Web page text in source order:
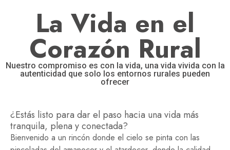
La Vida en el
Corazón Rural
Nuestro compromiso es con la vida, una vida vivida con la
autenticidad que solo los entornos rurales pueden
ofrecer
¿Estás listo para dar el paso hacia una vida más
tranquila, plena y conectada?
Bienvenido a un rincón donde el cielo se pinta con las